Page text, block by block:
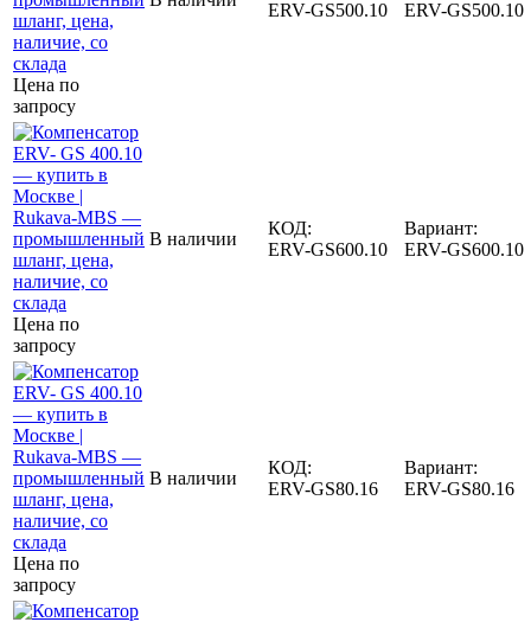
Цена по
запросу
ERV-GS500.10
ERV-GS500.10
Цена по
запросу
В наличии
КОД:
ERV-GS600.10
Вариант:
ERV-GS600.10
Цена по
запросу
В наличии
КОД:
ERV-GS80.16
Вариант:
ERV-GS80.16